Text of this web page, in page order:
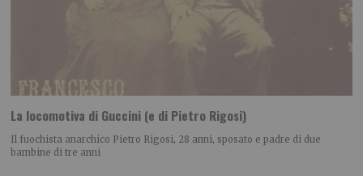
La locomotiva di Guccini (e di Pietro Rigosi)
Il fuochista anarchico Pietro Rigosi, 28 anni, sposato e padre di due
bambine di tre anni